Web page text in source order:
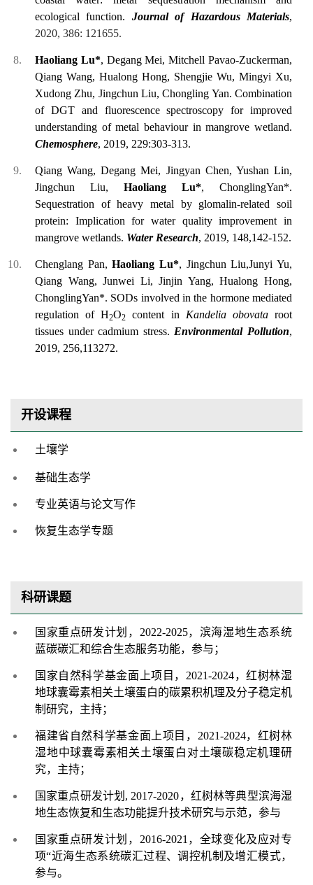
ecological function. Journal of Hazardous Materials,
2020, 386: 121655.
Haoliang Lu*, Degang Mei, Mitchell Pavao-Zuckerman,
Qiang Wang, Hualong Hong, Shengjie Wu, Mingyi Xu,
Xudong Zhu, Jingchun Liu, Chongling Yan. Combination
of DGT and fluorescence spectroscopy for improved
understanding of metal behaviour in mangrove wetland.
Chemosphere, 2019, 229:303-313.
Qiang Wang, Degang Mei, Jingyan Chen, Yushan Lin,
Jingchun Liu, Haoliang Lu*, ChonglingYan*.
Sequestration of heavy metal by glomalin-related soil
protein: Implication for water quality improvement in
mangrove wetlands. Water Research, 2019, 148,142-152.
Chenglang Pan,Haoliang Lu*, Jingchun Liu,Junyi Yu,
Qiang Wang, Junwei Li, Jinjin Yang, Hualong Hong,
ChonglingYan*. SODs involved in the hormone mediated
regulation of H2O2 content in Kandelia obovataroot
tissues under cadmium stress. Environmental Pollution,
2019, 256,113272.
开设课程
土壤学
基础生态学
专业英语与论文写作
恢复生态学专题
科研课题
国家重点研发计划， 2022-2025，滨海湿地生态系统
蓝碳碳汇和综合生态服务功能，参与；
国家自然科学基金面上项目， 2021-2024，红树林湿
地球囊霉素相关土壤蛋白的碳累积机理及分子稳定机
制研究，主持；
福建省自然科学基金面上项目， 2021-2024，红树林
湿地中球囊霉素相关土壤蛋白对土壤碳稳定机理研
究，主持；
国家重点研发计划 , 2017-2020，红树林等典型滨海湿
地生态恢复和生态功能提升技术研究与示范，参与
国家重点研发计划， 2016-2021 ，全球变化及应对专
项“近海生态系统碳汇过程、调控机制及增汇模式，
参与。